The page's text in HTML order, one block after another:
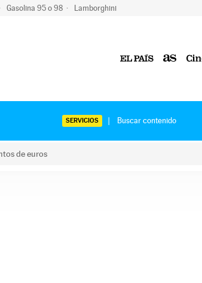
Gasolina 95 o 98 Lamborghini
SERVICIOS
de euros